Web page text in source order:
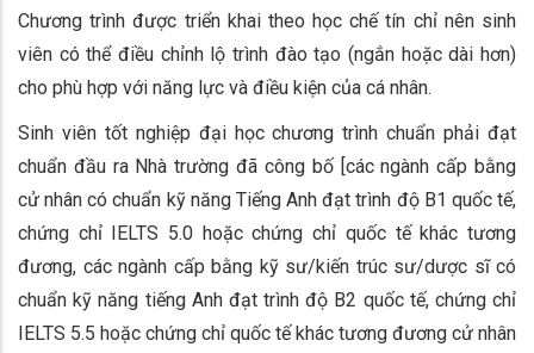
Chương trình được triển khai theo học chế tín chỉ nên sinh
viên có thể điều chỉnh lộ trình đào tạo (ngắn hoặc dài hơn)
cho phù hợp với năng lực và điều kiện của cá nhân.
Sinh viên tốt nghiệp đại học chương trình chuẩn phải đạt
chuẩn đầu ra Nhà trường đã công bố [các ngành cấp bằng
cử nhân có chuẩn kỹ năng Tiếng Anh đạt trình độ B1 quốc tế,
chứng chỉ IELTS 5.0 hoặc chứng chỉ quốc tế khác tương
đương, các ngành cấp bằng kỹ sư/kiến trúc sư/dược sĩ có
chuẩn kỹ năng tiếng Anh đạt trình độ B2 quốc tế, chứng chỉ
IELTS 5.5 hoặc chứng chỉ quốc tế khác tương đương cử nhân